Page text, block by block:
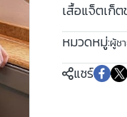
เสื้อแจ็ตเก็
หมวดหมู่:ผู้ช
แชร์